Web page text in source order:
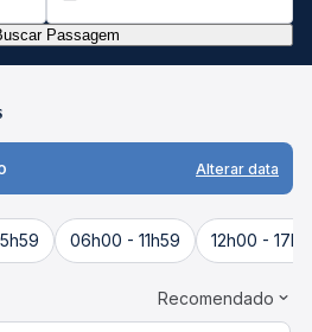
Passagem
Alterar data
06h00 - 11h59 12h00 -
Recomendado